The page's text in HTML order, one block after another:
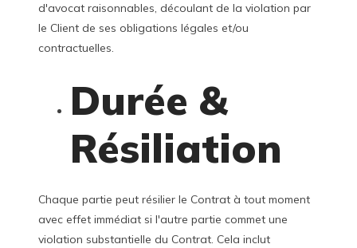
d'avocat raisonnables, découlant de la violation par
le Client de ses obligations légales et/ou
contractuelles.
Durée &
Résiliation
Chaque partie peut résilier le Contrat à tout moment
avec effet immédiat si l'autre partie commet une
violation substantielle du Contrat. Cela inclut